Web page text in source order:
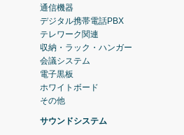
通信機器
デジタル携帯電話PBX
テレワーク関連
収納・ラック・ハンガー
会議システム
電子黒板
ホワイトボード
その他
サウンドシステム